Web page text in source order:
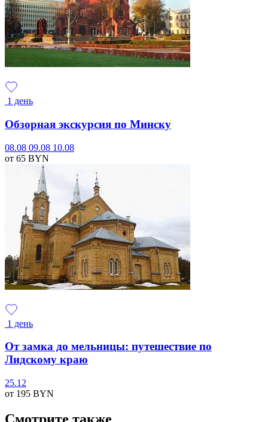
1 день
Обзорная экскурсия по Минску
08.08 09.08 10.08
от 65 BYN
1 день
От замка до мельницы: путешествие по
Лидскому краю
25.12
от 195 BYN